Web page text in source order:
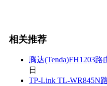
相关推荐
腾达(Tenda)FH1203
日
TP-Link TL-WR845N